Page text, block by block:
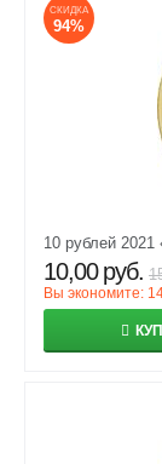
СКИДКА
94%
10 рублей
10,00 руб.
Вы экономите: